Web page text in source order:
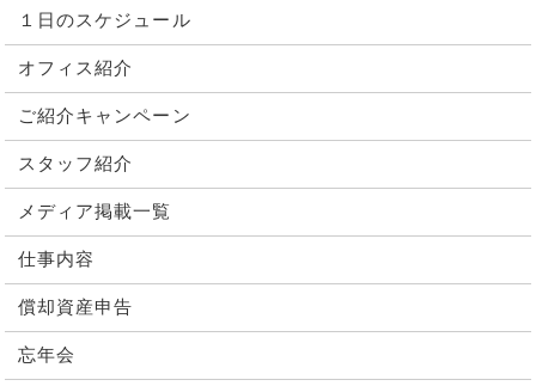
１日のスケジュール
オフィス紹介
ご紹介キャンペーン
スタッフ紹介
メディア掲載一覧
仕事内容
償却資産申告
忘年会